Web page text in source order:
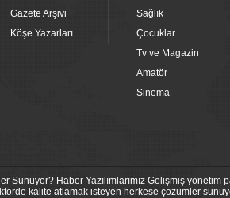
Gazete Arşivi
Köşe Yazarları
Sağlık
Çocuklar
Tv ve Magazin
Amatör
Sinema
Sunuyor? Haber Yazılımlarımız Gelişmiş
kalite atlamak isteyen herkese çözümler